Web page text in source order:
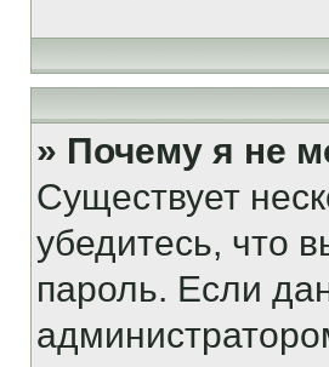
» Почему я не
Существует
убедитесь, что
пароль. Если